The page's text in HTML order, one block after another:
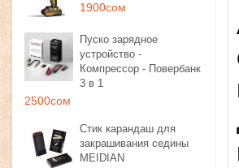
1900сом
Пуско зарядное
устройство -
Компрессор - Повербанк
3 в 1
2500сом
Стик карандаш для
закрашивания седины
MEIDIAN